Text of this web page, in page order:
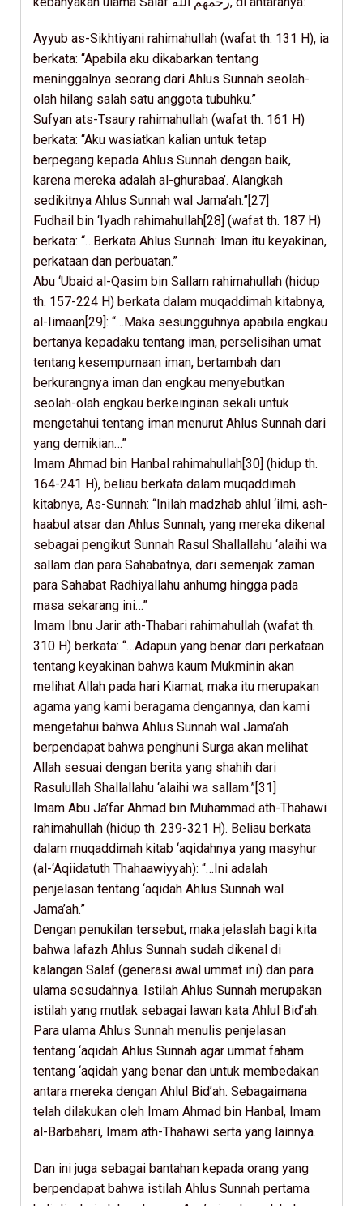
Ayyub as-Sikhtiyani rahimahullah (wafat th. 131 H), ia
berkata: “Apabila aku dikabarkan tentang
meninggalnya seorang dari Ahlus Sunnah seolah-
olah hilang salah satu anggota tubuhku.”
Sufyan ats-Tsaury rahimahullah (wafat th. 161 H)
berkata: “Aku wasiatkan kalian untuk tetap
berpegang kepada Ahlus Sunnah dengan baik,
karena mereka adalah al-ghurabaa’. Alangkah
sedikitnya Ahlus Sunnah wal Jama’ah.”[27]
Fudhail bin ‘Iyadh rahimahullah[28] (wafat th. 187 H)
berkata: “…Berkata Ahlus Sunnah: Iman itu keyakinan,
perkataan dan perbuatan.”
Abu ‘Ubaid al-Qasim bin Sallam rahimahullah (hidup
th. 157-224 H) berkata dalam muqaddimah kitabnya,
al-Iimaan[29]: “…Maka sesungguhnya apabila engkau
bertanya kepadaku tentang iman, perselisihan umat
tentang kesempurnaan iman, bertambah dan
berkurangnya iman dan engkau menyebutkan
seolah-olah engkau berkeinginan sekali untuk
mengetahui tentang iman menurut Ahlus Sunnah dari
yang demikian…”
Imam Ahmad bin Hanbal rahimahullah[30] (hidup th.
164-241 H), beliau berkata dalam muqaddimah
kitabnya, As-Sunnah: “Inilah madzhab ahlul ‘ilmi, ash-
haabul atsar dan Ahlus Sunnah, yang mereka dikenal
sebagai pengikut Sunnah Rasul Shallallahu ‘alaihi wa
sallam dan para Sahabatnya, dari semenjak zaman
para Sahabat Radhiyallahu anhumg hingga pada
masa sekarang ini…”
Imam Ibnu Jarir ath-Thabari rahimahullah (wafat th.
310 H) berkata: “…Adapun yang benar dari perkataan
tentang keyakinan bahwa kaum Mukminin akan
melihat Allah pada hari Kiamat, maka itu merupakan
agama yang kami beragama dengannya, dan kami
mengetahui bahwa Ahlus Sunnah wal Jama’ah
berpendapat bahwa penghuni Surga akan melihat
Allah sesuai dengan berita yang shahih dari
Rasulullah Shallallahu ‘alaihi wa sallam.”[31]
Imam Abu Ja’far Ahmad bin Muhammad ath-Thahawi
rahimahullah (hidup th. 239-321 H). Beliau berkata
dalam muqaddimah kitab ‘aqidahnya yang masyhur
(al-‘Aqiidatuth Thahaawiyyah): “…Ini adalah
penjelasan tentang ‘aqidah Ahlus Sunnah wal
Jama’ah.”
Dengan penukilan tersebut, maka jelaslah bagi kita
bahwa lafazh Ahlus Sunnah sudah dikenal di
kalangan Salaf (generasi awal ummat ini) dan para
ulama sesudahnya. Istilah Ahlus Sunnah merupakan
istilah yang mutlak sebagai lawan kata Ahlul Bid’ah.
Para ulama Ahlus Sunnah menulis penjelasan
tentang ‘aqidah Ahlus Sunnah agar ummat faham
tentang ‘aqidah yang benar dan untuk membedakan
antara mereka dengan Ahlul Bid’ah. Sebagaimana
telah dilakukan oleh Imam Ahmad bin Hanbal, Imam
al-Barbahari, Imam ath-Thahawi serta yang lainnya.
Dan ini juga sebagai bantahan kepada orang yang
berpendapat bahwa istilah Ahlus Sunnah pertama